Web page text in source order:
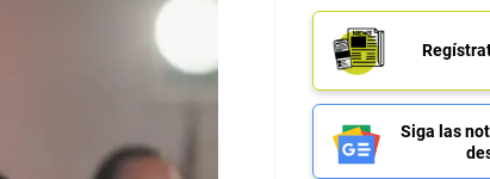
Siga las